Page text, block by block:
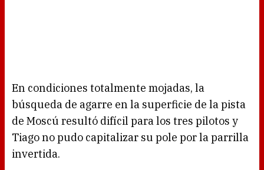
En condiciones totalmente mojadas, la
búsqueda de agarre en la superficie de la pista
de Moscú resultó difícil para los tres pilotos y
Tiago no pudo capitalizar su pole por la parrilla
invertida.